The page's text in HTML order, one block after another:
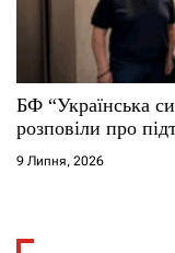
БФ “Українська
розповіли про
9 Липня, 2026